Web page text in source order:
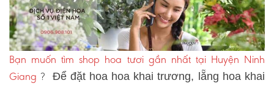
Bạn muốn tìm shop hoa tươi gần nhất tại Huyện Ninh
Giang ? Để đặt hoa hoa khai trương, lẵng hoa khai